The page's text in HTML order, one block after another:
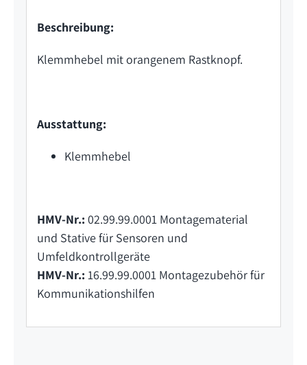
Beschreibung:
Klemmhebel mit orangenem Rastknopf.
Ausstattung:
Klemmhebel
HMV-Nr.: 02.99.99.0001 Montagematerial
und Stative für Sensoren und
Umfeldkontrollgeräte
HMV-Nr.: 16.99.99.0001 Montagezubehör für
Kommunikationshilfen